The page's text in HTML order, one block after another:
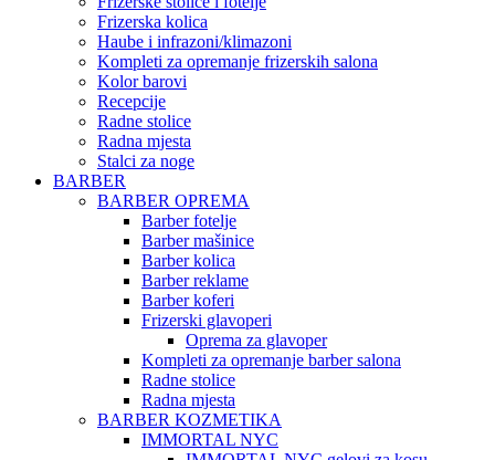
Frizerska kolica
Haube i infrazoni/klimazoni
Kompleti za opremanje frizerskih salona
Kolor barovi
Recepcije
Radne stolice
Radna mjesta
Stalci za noge
BARBER
BARBER OPREMA
Barber fotelje
Barber mašinice
Barber kolica
Barber reklame
Barber koferi
Frizerski glavoperi
Oprema za glavoper
Kompleti za opremanje barber salona
Radne stolice
Radna mjesta
BARBER KOZMETIKA
IMMORTAL NYC